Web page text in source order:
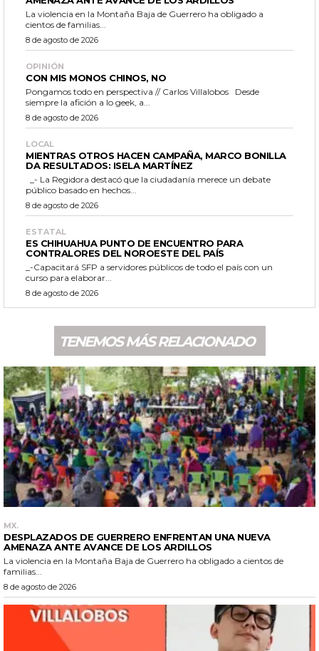
La violencia en la Montaña Baja de Guerrero ha obligado a
cientos de familias...
8 de agosto de 2026
OPINIÓN
CON MIS MONOS CHINOS, NO
Pongamos todo en perspectiva // Carlos Villalobos Desde
siempre la afición a lo geek, a...
8 de agosto de 2026
LOCAL
MIENTRAS OTROS HACEN CAMPAÑA, MARCO BONILLA
DA RESULTADOS: ISELA MARTÍNEZ
público basado en hechos...
8 de agosto de 2026
ESTATAL
ES CHIHUAHUA PUNTO DE ENCUENTRO PARA
CONTRALORES DEL NOROESTE DEL PAÍS
_-Capacitará SFP a servidores públicos de todo el país con un
curso para elaborar...
8 de agosto de 2026
TENEMOS MÁS RELACIONADO
MX.
DESPLAZADOS DE GUERRERO ENFRENTAN UNA NUEVA
AMENAZA ANTE AVANCE DE LOS ARDILLOS
La violencia en la Montaña Baja de Guerrero ha obligado a cientos de
familias...
8 de agosto de 2026